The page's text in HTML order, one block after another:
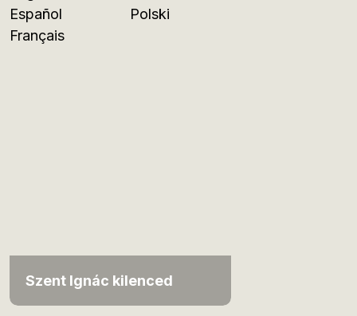
Español
Français
Polski
Szent Ignác kilenced